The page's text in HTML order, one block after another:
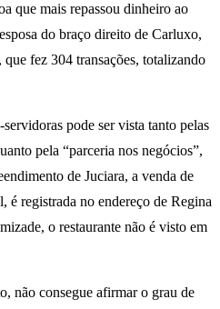
que mais repassou dinheiro ao
do braço direito de Carluxo,
fez 304 transações, totalizando
pode ser vista tanto pelas
pela “parceria nos negócios”,
de Juciara, a venda de
é registrada no endereço de Regina
o restaurante não é visto em
não consegue afirmar o grau de